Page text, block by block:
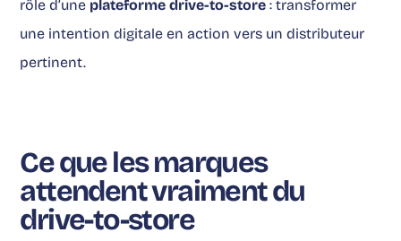
rôle d’une plateforme drive-to-store : transformer
une intention digitale en action vers un distributeur
pertinent.
Ce que les marques
attendent vraiment du
drive-to-store